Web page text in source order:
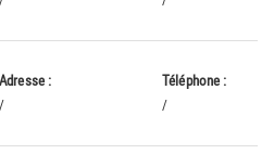
Adresse :
/
Téléphone :
/